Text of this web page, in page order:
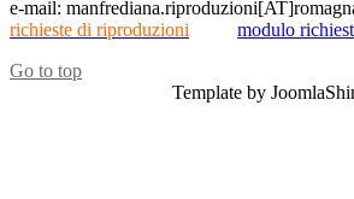
e-mail:
richieste di riproduzioni
modulo
Go to top
Template by